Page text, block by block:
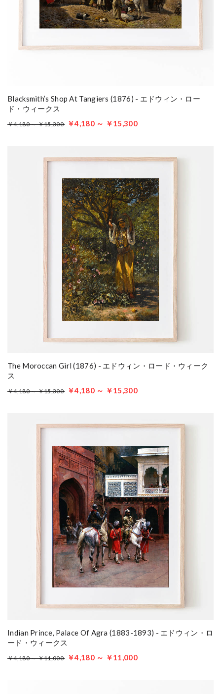
Blacksmith’s Shop At Tangiers (1876) - エドウィン・ロー
ド・ウィークス
￥4,180 ～ ￥15,300 ￥4,180 ～ ￥15,300
The Moroccan Girl (1876) - エドウィン・ロード・ウィーク
ス
￥4,180 ～ ￥15,300 ￥4,180 ～ ￥15,300
Indian Prince, Palace Of Agra (1883-1893) - エドウィン・ロ
ード・ウィークス
￥4,180 ～ ￥11,000 ￥4,180 ～ ￥11,000